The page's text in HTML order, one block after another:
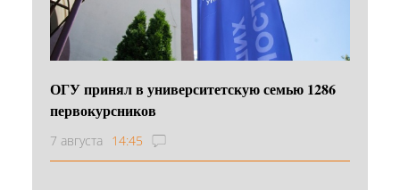
ОГУ принял в университетскую семью 1286
первокурсников
7 августа 14:45